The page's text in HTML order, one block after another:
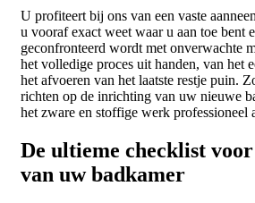
U profiteert bij ons van een vaste
u vooraf exact weet waar u aan toe bent
geconfronteerd wordt met onverwachte
het volledige proces uit handen, van het
het afvoeren van het laatste restje puin.
richten op de inrichting van uw nieuwe
het zware en stoffige werk professioneel
De ultieme checklist
van uw badkamer